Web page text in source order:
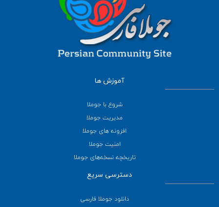
آموزش ها
شروع با جوملا
مدیریت جوملا
افزونه های جوملا
امنیت جوملا
تاریخچه نسخه‌های جوملا
دسترسی سریع
دانلود جوملا فارسی